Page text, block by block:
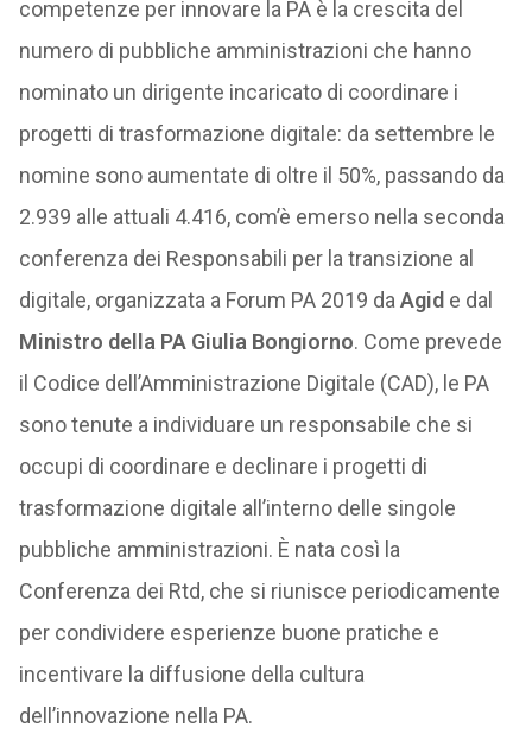
competenze per innovare la PA è la crescita del
numero di pubbliche amministrazioni che hanno
nominato un dirigente incaricato di coordinare i
progetti di trasformazione digitale: da settembre le
nomine sono aumentate di oltre il 50%, passando da
2.939 alle attuali 4.416, com’è emerso nella seconda
conferenza dei Responsabili per la transizione al
digitale, organizzata a Forum PA 2019 da Agid e dal
Ministro della PA Giulia Bongiorno. Come prevede
il Codice dell’Amministrazione Digitale (CAD), le PA
sono tenute a individuare un responsabile che si
occupi di coordinare e declinare i progetti di
trasformazione digitale all’interno delle singole
pubbliche amministrazioni. È nata così la
Conferenza dei Rtd, che si riunisce periodicamente
per condividere esperienze buone pratiche e
incentivare la diffusione della cultura
dell’innovazione nella PA.